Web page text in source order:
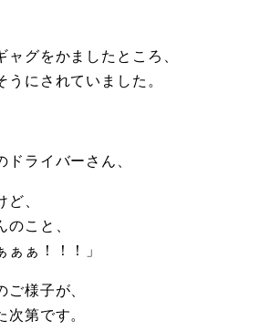
ャグをかましたところ、
にされていました。
ドライバーさん、
ど、
のこと、
ぁ！！！」
ご様子が、
次第です。